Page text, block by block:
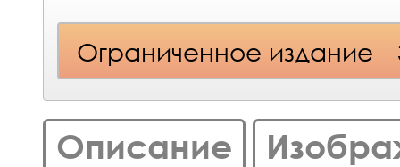
Ограниченное издание
Описание